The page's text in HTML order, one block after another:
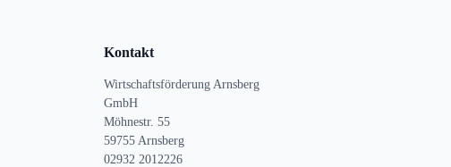
Kontakt
Wirtschaftsförderung Arnsberg
GmbH
Möhnestr. 55
59755 Arnsberg
02932 2012226